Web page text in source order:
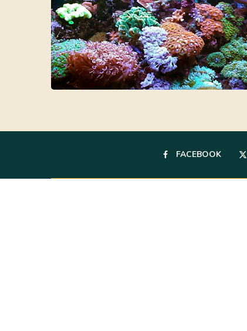
FACEBOOK